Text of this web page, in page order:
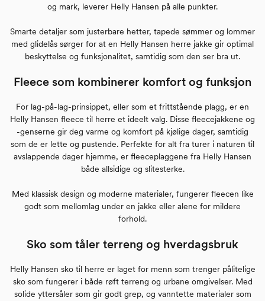
og mark, leverer Helly Hansen på alle punkter.
Smarte detaljer som justerbare hetter, tapede sømmer og lommer
med glidelås sørger for at en Helly Hansen herre jakke gir optimal
beskyttelse og funksjonalitet, samtidig som den ser bra ut.
Fleece som kombinerer komfort og funksjon
For lag-på-lag-prinsippet, eller som et frittstående plagg, er en
Helly Hansen fleece til herre et ideelt valg. Disse fleecejakkene og
-genserne gir deg varme og komfort på kjølige dager, samtidig
som de er lette og pustende. Perfekte for alt fra turer i naturen til
avslappende dager hjemme, er fleeceplaggene fra Helly Hansen
både allsidige og slitesterke.
Med klassisk design og moderne materialer, fungerer fleecen like
godt som mellomlag under en jakke eller alene for mildere
forhold.
Sko som tåler terreng og hverdagsbruk
Helly Hansen sko til herre er laget for menn som trenger pålitelige
sko som fungerer i både røft terreng og urbane omgivelser. Med
solide yttersåler som gir godt grep, og vanntette materialer som